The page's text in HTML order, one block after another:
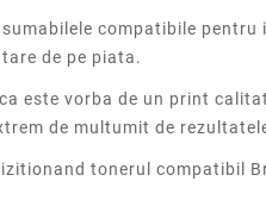
compatibile
de pe piata.
este vorba de un print
de multumit de
tonerul compatibil